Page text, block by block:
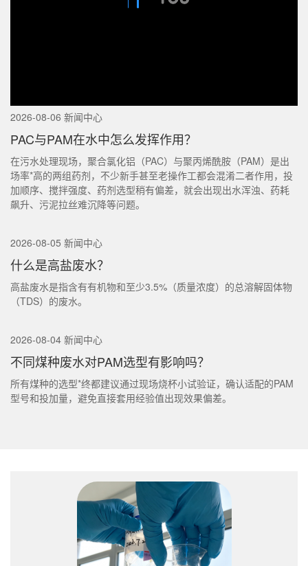
2026-08-06 新闻中心
PAC与PAM在水中怎么发挥作用？
在污水处理现场，聚合氯化铝（PAC）与聚丙烯酰胺（PAM）是出
场率*高的两组药剂，不少新手甚至老操作工都会混淆二者作用，投
加顺序、搅拌强度、药剂选型稍有偏差，就会出现出水浑浊、药耗
飙升、污泥拉丝难沉降等问题。
2026-08-05 新闻中心
什么是高盐废水？
高盐废水是指含有有机物和至少3.5%（质量浓度）的总溶解固体物
（TDS）的废水。
2026-08-04 新闻中心
不同煤种废水对PAM选型有影响吗？
所有煤种的选型*终都建议通过现场烧杯小试验证，确认适配的PAM
型号和投加量，避免直接套用经验值出现效果偏差。